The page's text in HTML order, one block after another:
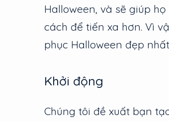
Halloween, và sẽ giúp
cách để tiến xa hơn. Vì
phục Halloween đẹp
Khởi động
Chúng tôi đề xuất bạn